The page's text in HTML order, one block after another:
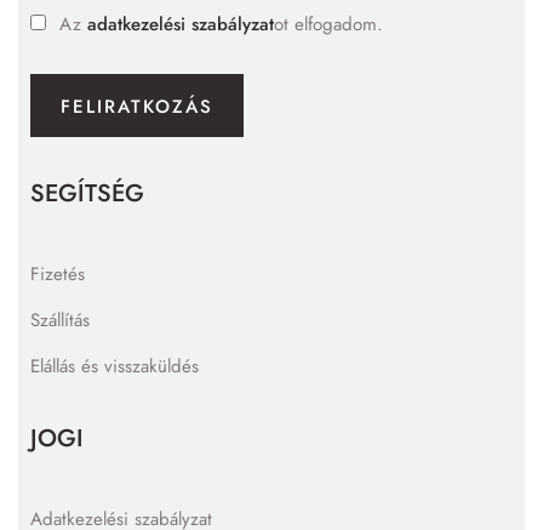
SEGÍTSÉG
Fizetés
Szállítás
Elállás és visszaküldés
JOGI
Adatkezelési szabályzat
Az adatkezelési szabályzatot elfogadom.
FELIRATKOZÁS